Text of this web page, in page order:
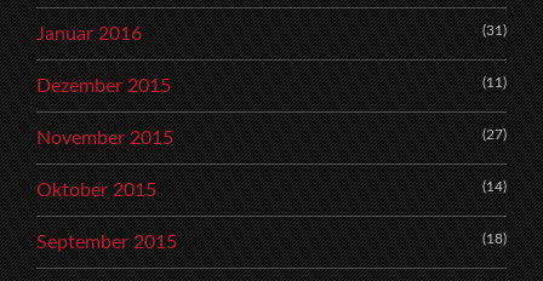
Januar 2016 (31)
Dezember 2015 (11)
November 2015 (27)
Oktober 2015 (14)
September 2015 (18)